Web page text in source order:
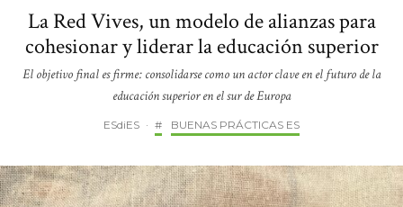
La Red Vives, un modelo de alianzas para
cohesionar y liderar la educación superior
El objetivo final es firme: consolidarse como un actor clave en el futuro de la
educación superior en el sur de Europa
ESdiES · # BUENAS PRÁCTICAS ES